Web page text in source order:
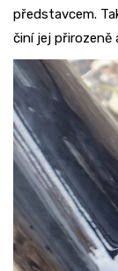
představcem.
činí jej přirozeně